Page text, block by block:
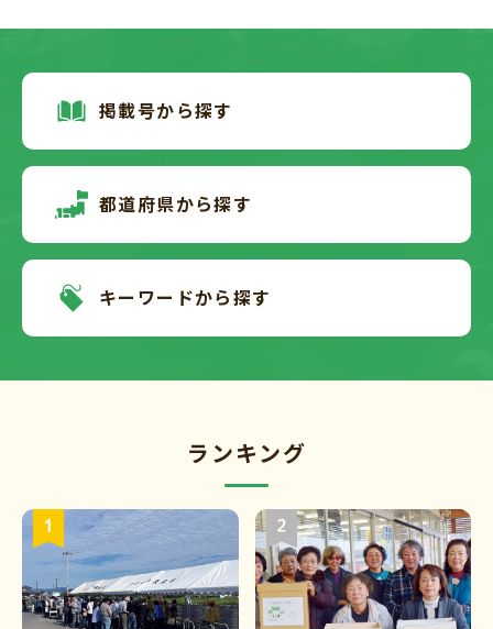
掲載号から探す
都道府県から探す
キーワードから探す
ランキング